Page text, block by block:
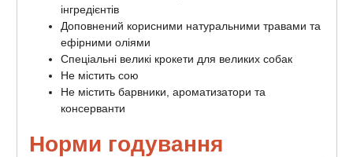
інгредієнтів
Доповнений корисними натуральними травами та
ефірними оліями
Спеціальні великі крокети для великих собак
Не містить сою
Не містить барвники, ароматизатори та
консерванти
Норми годування